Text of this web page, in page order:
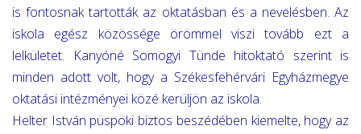
is fontosnak tartották az oktatásban és a nevelésben. Az
iskola egész közössége örömmel viszi tovább ezt a
lelkületet. Kanyóné Somogyi Tünde hitoktató szerint is
minden adott volt, hogy a Székesfehérvári Egyházmegye
oktatási intézményei közé kerüljön az iskola.
Helter István püspöki biztos beszédében kiemelte, hogy az